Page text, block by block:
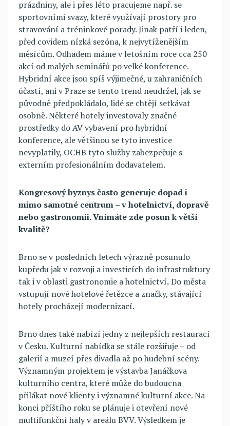
prázdniny, ale i přes léto pracujeme např. se
sportovními svazy, které využívají prostory pro
stravování a tréninkové porady. Jinak patří i leden,
před covidem nízká sezóna, k nejvytíženějším
měsícům. Odhadem máme v letošním roce cca 250
akcí od malých seminářů po velké konference.
Hybridní akce jsou spíš výjimečné, u zahraničních
účastí, ani v Praze se tento trend neudržel, jak se
původně předpokládalo, lidé se chtějí setkávat
osobně. Některé hotely investovaly značné
prostředky do AV vybavení pro hybridní
konference, ale většinou se tyto investice
nevyplatily, OCHB tyto služby zabezpečuje s
externím profesionálním dodavatelem.
Kongresový byznys často generuje dopad i
mimo samotné centrum – v hotelnictví, dopravě
nebo gastronomii. Vnímáte zde posun k větší
kvalitě?
Brno se v posledních letech výrazně posunulo
kupředu jak v rozvoji a investicích do infrastruktury
tak i v oblasti gastronomie a hotelnictví.Do města
vstupují nové hotelové řetězce a značky, stávající
hotely procházejí modernizací.
Brno dnes také nabízí jedny z nejlepších restaurací
v Česku. Kulturní nabídka se stále rozšiřuje – od
galerií a muzeí přes divadla až po hudební scény.
Významným projektem je výstavba Janáčkova
kulturního centra, které může do budoucna
přilákat nové klienty i významné kulturní akce. Na
konci příštího roku se plánuje i otevření nové
multifunkční haly v areálu BVV. Výsledkem je